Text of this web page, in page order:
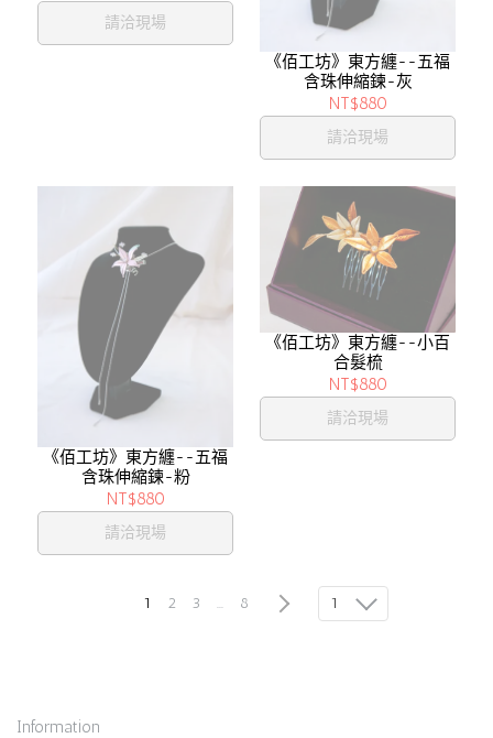
請洽現場
《佰工坊》東方纏--五福
含珠伸縮鍊-灰
NT$880
請洽現場
《佰工坊》東方纏--五福
含珠伸縮鍊-粉
NT$880
請洽現場
《佰工坊》東方纏--小百
合髮梳
NT$880
請洽現場
1 2 3 ... 8 1
Information